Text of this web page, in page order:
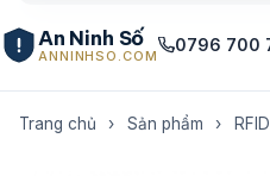
An Ninh Số
ANNINHSO.COM
0796 700
Trang chủ › Sản phẩm ›